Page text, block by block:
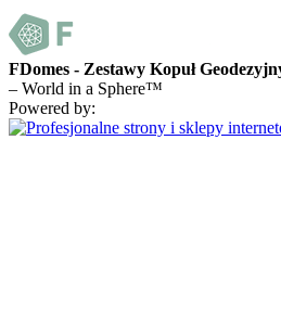
FDomes - Zestawy Kopuł
– World in a Sphere™
Powered by: